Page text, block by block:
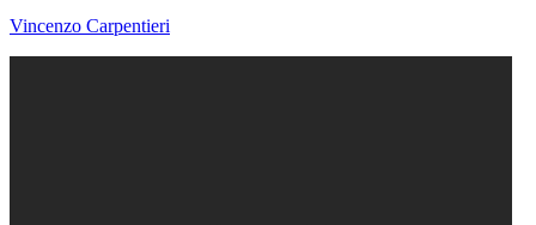
Vincenzo Carpentieri